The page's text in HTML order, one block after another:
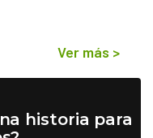
Ver más >
historia para